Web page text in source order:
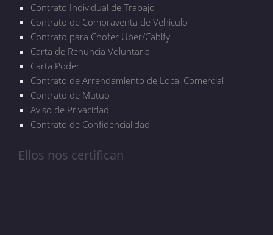
Contrato Individual de Trabajo
Contrato de Compraventa de Vehículo
Contrato para Chofer Uber/Cabify
Carta de Renuncia Voluntaria
Carta Poder
Contrato de Arrendamiento de Local Comercial
Contrato de Mutuo
Aviso de Privacidad
Contrato de Confidencialidad
Ellos nos certifican